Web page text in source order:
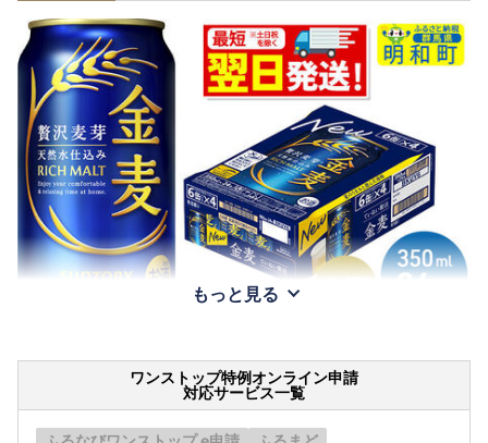
もっと見る
ワンストップ特例オンライン申請
対応サービス一覧